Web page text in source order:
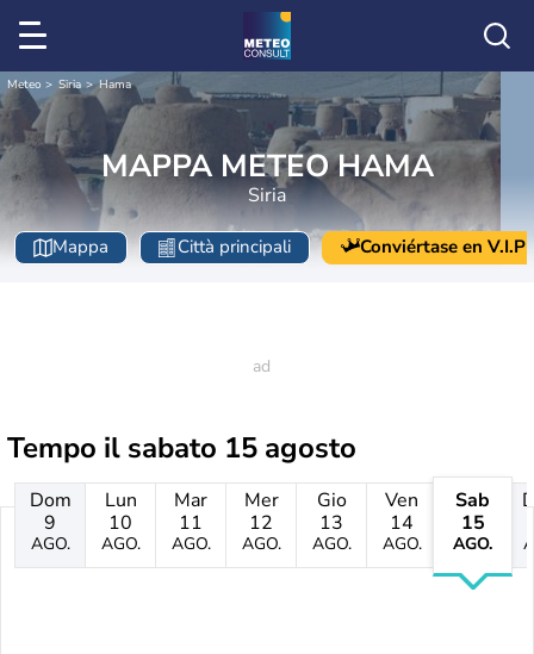
Meteo Siria Hama
MAPPA METEO HAMA
Siria
Mappa Città principali Conviértase en V.I.P
Tempo il sabato 15 agosto
Dom
9
AGO.
Lun
10
AGO.
Mar
11
AGO.
Mer
12
AGO.
Gio
13
AGO.
Ven
14
AGO.
Sab
15
AGO.